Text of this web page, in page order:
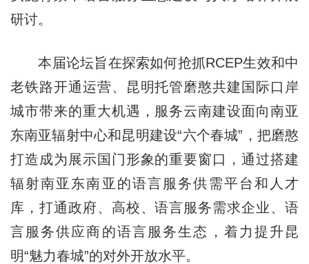
研讨。
本届论坛旨在探索如何抢抓RCEP生效和中
老铁路开通运营、昆明托管磨憨共建国际口岸
城市带来的重大机遇，服务云南建设面向南亚
东南亚辐射中心和昆明建设“六个春城”，把磨憨
打造成为展示国门形象的重要窗口，通过搭建
辐射南亚东南亚的语言服务供需平台和人才
库，打通政府、高校、语言服务需求企业、语
言服务供应商的语言服务生态，着力提升昆
明“魅力春城”的对外开放水平。